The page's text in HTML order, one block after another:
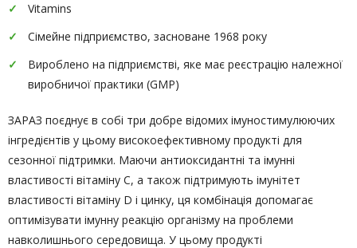
Vitamins
Сімейне підприємство, засноване 1968 року
Вироблено на підприємстві, яке має реєстрацію належної
виробничої практики (GMP)
ЗАРАЗ поєднує в собі три добре відомих імуностимулюючих
інгредієнтів у цьому високоефективному продукті для
сезонної підтримки. Маючи антиоксидантні та імунні
властивості вітаміну С, а також підтримують імунітет
властивості вітаміну D і цинку, ця комбінація допомагає
оптимізувати імунну реакцію організму на проблеми
навколишнього середовища. У цьому продукті